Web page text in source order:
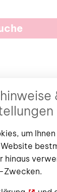
im Lesecafé
wenn
um
hinaus
Zwecken.